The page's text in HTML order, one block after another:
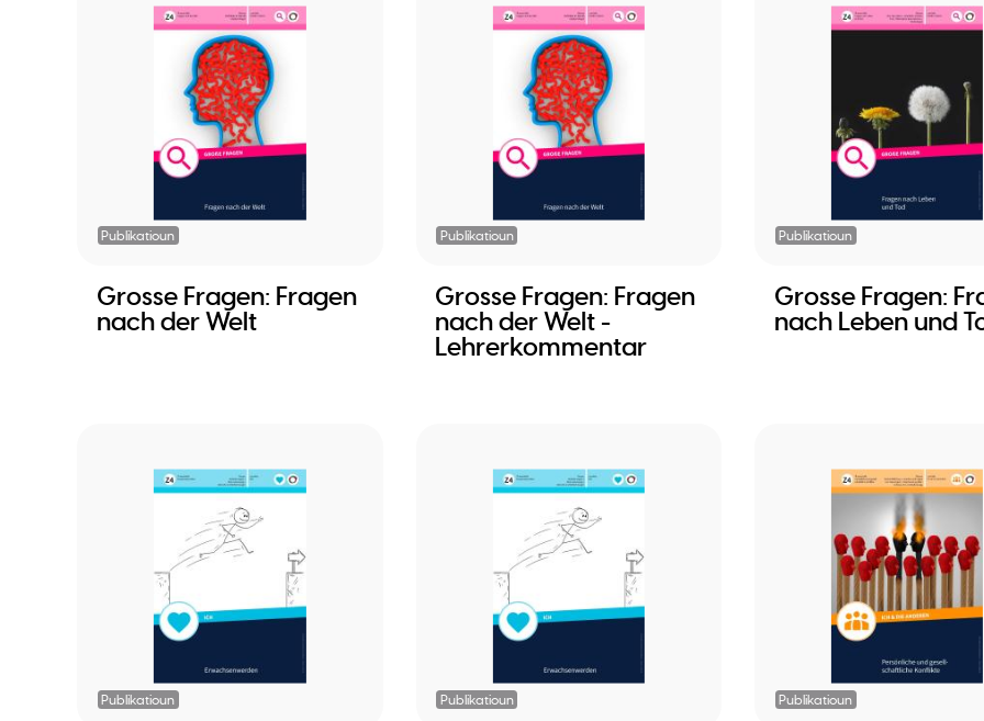
Publikatioun
Grosse Fragen: Fragen
nach der Welt
Publikatioun
Grosse Fragen: Fragen
nach der Welt -
Lehrerkommentar
Publikatioun
Grosse Fragen:
nach Leben und
Publikatioun Publikatioun Publikatioun